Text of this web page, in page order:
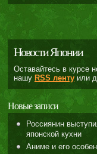
Новости Японии
Оставайтесь в курсе
нашу RSS лентуили
Новые записи
Россиянин
японской кухни
Аниме и его